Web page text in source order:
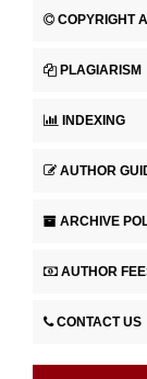
COPYRIGHT
PLAGIARISM
INDEXING
AUTHOR
ARCHIVE
AUTHOR
CONTACT US